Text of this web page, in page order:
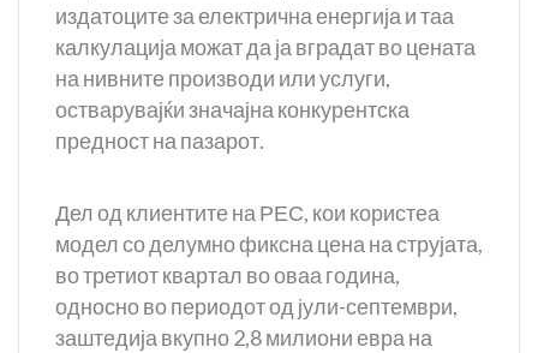
издатоците за електрична енергија и таа
калкулација можат да ја вградат во цената
на нивните производи или услуги,
остварувајќи значајна конкурентска
предност на пазарот.
Дел од клиентите на РЕС, кои користеа
модел со делумно фиксна цена на струјата,
во третиот квартал во оваа година,
односно во периодот од јули-септември,
заштедија вкупно 2,8 милиони евра на